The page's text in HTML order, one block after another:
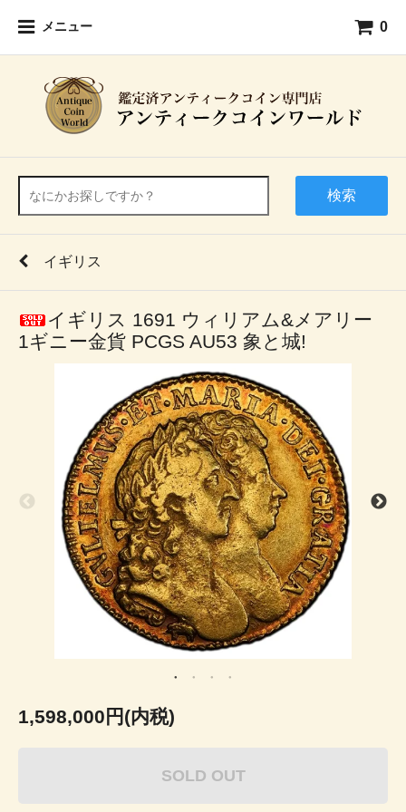
メニュー 0
検索
イギリス
イギリス 1691 ウィリアム&メアリー
1ギニー金貨 PCGS AU53 象と城!
1,598,000円(内税)
SOLD OUT